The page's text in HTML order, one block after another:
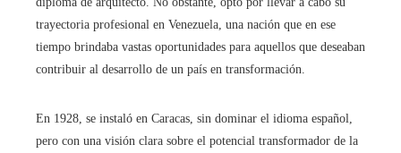
trayectoria profesional en Venezuela, una nación que en ese
tiempo brindaba vastas oportunidades para aquellos que deseaban
contribuir al desarrollo de un país en transformación.
En 1928, se instaló en Caracas, sin dominar el idioma español,
pero con una visión clara sobre el potencial transformador de la